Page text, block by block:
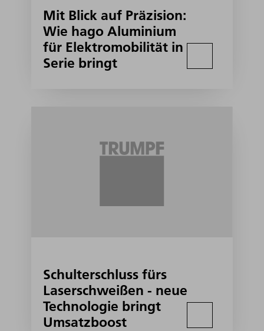
Mit Blick auf Präzision:
Wie hago Aluminium
für Elektromobilität in
Serie bringt
Schulterschluss fürs
Laserschweißen - neue
Technologie bringt
Umsatzboost